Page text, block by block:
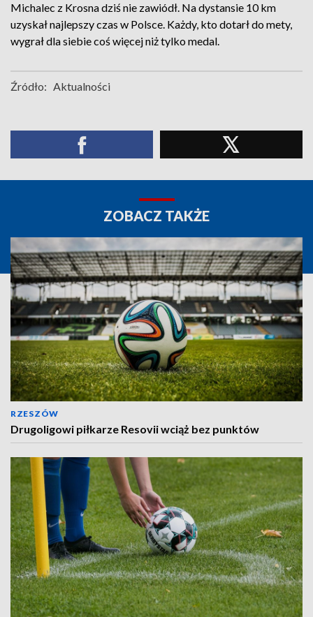
Michalec z Krosna dziś nie zawiódł. Na dystansie 10 km
uzyskał najlepszy czas w Polsce. Każdy, kto dotarł do mety,
wygrał dla siebie coś więcej niż tylko medal.
Źródło: Aktualności
ZOBACZ TAKŻE
RZESZÓW
Drugoligowi piłkarze Resovii wciąż bez punktów